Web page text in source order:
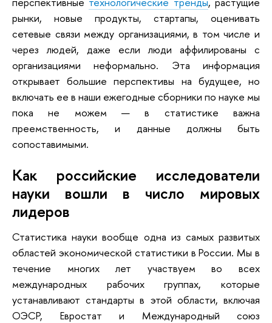
рынки, новые продукты, стартапы, оценивать
сетевые связи между организациями, в том числе и
через людей, даже если люди аффилированы с
организациями неформально. Эта информация
открывает большие перспективы на будущее, но
включать ее в наши ежегодные сборники по науке мы
пока не можем — в статистике важна
преемственность, и данные должны быть
сопоставимыми.
Как российские исследователи
науки вошли в число мировых
лидеров
Статистика науки вообще одна из самых развитых
областей экономической статистики в России. Мы в
течение многих лет участвуем во всех
международных рабочих группах, которые
устанавливают стандарты в этой области, включая
ОЭСР, Евростат и Международный союз